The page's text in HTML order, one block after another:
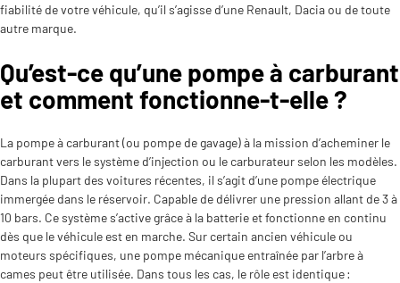
fiabilité de votre véhicule, qu’il s’agisse d’une Renault, Dacia ou de toute
autre marque.
Qu’est-ce qu’une pompe à carburant
et comment fonctionne-t-elle ?
La pompe à carburant (ou pompe de gavage) à la mission d’acheminer le
carburant vers le système d’injection ou le carburateur selon les modèles.
Dans la plupart des voitures récentes, il s’agit d’une pompe électrique
immergée dans le réservoir. Capable de délivrer une pression allant de 3 à
10 bars. Ce système s’active grâce à la batterie et fonctionne en continu
dès que le véhicule est en marche. Sur certain ancien véhicule ou
moteurs spécifiques, une pompe mécanique entraînée par l’arbre à
cames peut être utilisée. Dans tous les cas, le rôle est identique :